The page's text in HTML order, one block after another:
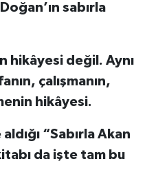
sabırla
hikâyesi değil. Aynı
çalışmanın,
hikâyesi.
“Sabırla Akan
da işte tam bu